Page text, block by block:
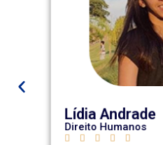
Lídia Andrade
Direito Humanos
    